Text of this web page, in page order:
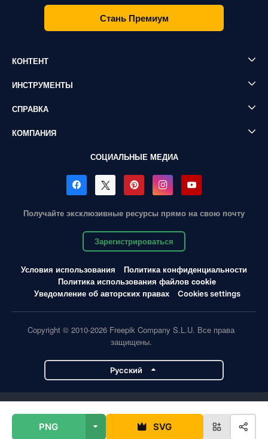
PNG SVG
Стань Премиум
КОНТЕНТ
ИНСТРУМЕНТЫ
СПРАВКА
КОМПАНИЯ
СОЦИАЛЬНЫЕ МЕДИА
Получайте эксклюзивные ресурсы прямо на свою почту
Зарегистрироваться
Условия использования
Политика конфиденциальности
Политика использования файлов cookie
Уведомление об авторских правах
Cookies settings
Copyright © 2010-2026 Freepik Company S.L.U. Все права
защищены.
Pусский
Flaticon Slidesgo